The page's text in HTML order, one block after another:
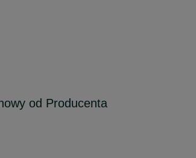
od Producenta